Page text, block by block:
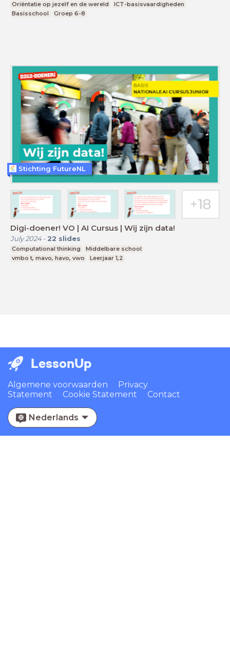
Oriëntatie op jezelf en de wereld
ICT-basisvaardigheden
Basisschool
Groep 6-8
Digi-doener! VO | AI Cursus | Wij zijn data!
July 2024- 22 slides
Computational thinking
Middelbare school
vmbo t, mavo, havo, vwo
Leerjaar 1,2
Stichting FutureNL
LessonUp
Algemene voorwaarden
Privacy
Statement
Cookie Statement Contact
Nederlands